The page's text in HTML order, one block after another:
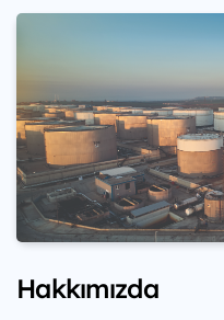
Hakkımızda